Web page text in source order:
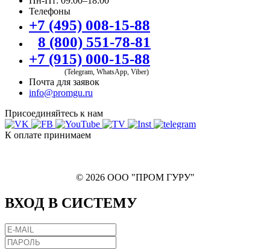
Телефоны
+7 (495) 008-15-88
8 (800) 551-78-81
+7 (915) 000-15-88
(Telegram, WhatsApp, Viber)
Почта для заявок
info@promgu.ru
Присоединяйтесь к нам
К оплате принимаем
© 2026 ООО "ПРОМ ГУРУ"
ВХОД В СИСТЕМУ